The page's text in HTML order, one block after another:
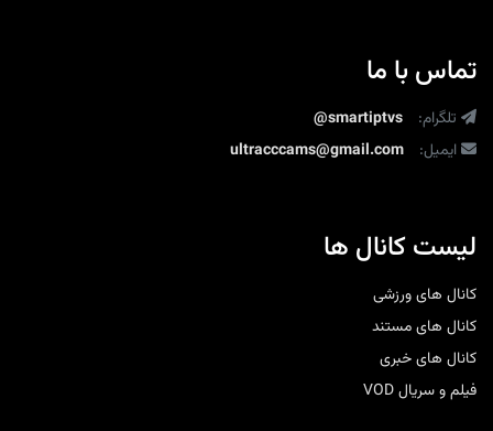
تماس با ما
تلگرام:
@smartiptvs
ایمیل:
ultracccams@gmail.com
لیست کانال ها
کانال های ورزشی
کانال های مستند
کانال های خبری
فیلم و سریال VOD